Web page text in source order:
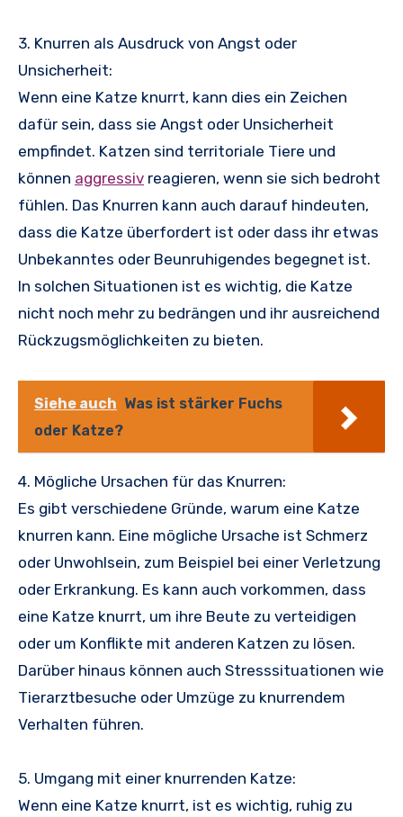
3. Knurren als Ausdruck von Angst oder
Unsicherheit:
Wenn eine Katze knurrt, kann dies ein Zeichen
dafür sein, dass sie Angst oder Unsicherheit
empfindet. Katzen sind territoriale Tiere und
können aggressiv reagieren, wenn sie sich bedroht
fühlen. Das Knurren kann auch darauf hindeuten,
dass die Katze überfordert ist oder dass ihr etwas
Unbekanntes oder Beunruhigendes begegnet ist.
In solchen Situationen ist es wichtig, die Katze
nicht noch mehr zu bedrängen und ihr ausreichend
Rückzugsmöglichkeiten zu bieten.
Siehe auch Was ist stärker Fuchs
oder Katze?
4. Mögliche Ursachen für das Knurren:
Es gibt verschiedene Gründe, warum eine Katze
knurren kann. Eine mögliche Ursache ist Schmerz
oder Unwohlsein, zum Beispiel bei einer Verletzung
oder Erkrankung. Es kann auch vorkommen, dass
eine Katze knurrt, um ihre Beute zu verteidigen
oder um Konflikte mit anderen Katzen zu lösen.
Darüber hinaus können auch Stresssituationen wie
Tierarztbesuche oder Umzüge zu knurrendem
Verhalten führen.
5. Umgang mit einer knurrenden Katze:
Wenn eine Katze knurrt, ist es wichtig, ruhig zu